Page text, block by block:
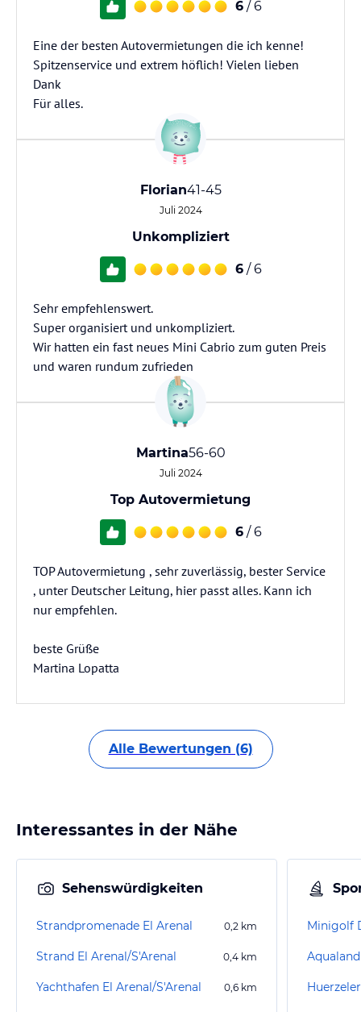
6 / 6
Eine der besten Autovermietungen die ich kenne!
Spitzenservice und extrem höflich! Vielen lieben
Dank
Für alles.
Florian41-45
Juli 2024
Unkompliziert
6 / 6
Sehr empfehlenswert.
Super organisiert und unkompliziert.
Wir hatten ein fast neues Mini Cabrio zum guten Preis
und waren rundum zufrieden
Martina56-60
Juli 2024
Top Autovermietung
6 / 6
TOP Autovermietung , sehr zuverlässig, bester Service
, unter Deutscher Leitung, hier passt alles. Kann ich
nur empfehlen.
beste Grüße
Martina Lopatta
Alle Bewertungen (6)
Interessantes in der Nähe
Sehenswürdigkeiten
Strandpromenade El Arenal 0,2 km
Strand El Arenal/S'Arenal 0,4 km
Yachthafen El Arenal/S'Arenal 0,6 km
Minigolf
Aqualand